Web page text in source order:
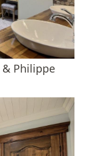
Philippe